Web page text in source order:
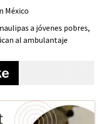
México
a jóvenes pobres,
al ambulantaje